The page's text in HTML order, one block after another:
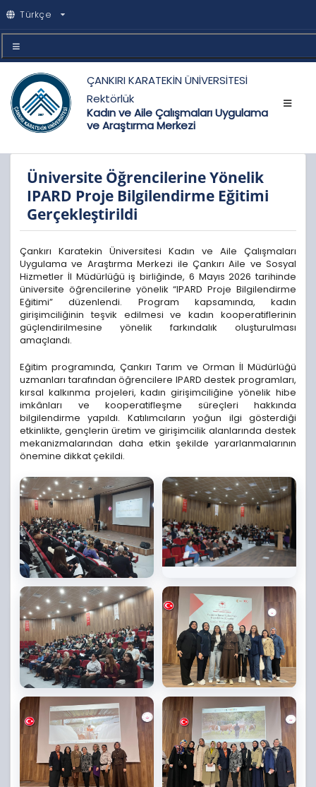
Türkçe
ÇANKIRI KARATEKİN ÜNİVERSİTESİ
Rektörlük
Kadın ve Aile Çalışmaları Uygulama
ve Araştırma Merkezi
Üniversite Öğrencilerine Yönelik
IPARD Proje Bilgilendirme Eğitimi
Gerçekleştirildi
Çankırı Karatekin Üniversitesi Kadın ve Aile Çalışmaları
Uygulama ve Araştırma Merkezi ile Çankırı Aile ve Sosyal
Hizmetler İl Müdürlüğü iş birliğinde, 6 Mayıs 2026 tarihinde
üniversite öğrencilerine yönelik “IPARD Proje Bilgilendirme
Eğitimi” düzenlendi. Program kapsamında, kadın
girişimciliğinin teşvik edilmesi ve kadın kooperatiflerinin
güçlendirilmesine yönelik farkındalık oluşturulması
amaçlandı.
Eğitim programında, Çankırı Tarım ve Orman İl Müdürlüğü
uzmanları tarafından öğrencilere IPARD destek programları,
kırsal kalkınma projeleri, kadın girişimciliğine yönelik hibe
imkânları ve kooperatifleşme süreçleri hakkında
bilgilendirme yapıldı. Katılımcıların yoğun ilgi gösterdiği
etkinlikte, gençlerin üretim ve girişimcilik alanlarında destek
mekanizmalarından daha etkin şekilde yararlanmalarının
önemine dikkat çekildi.